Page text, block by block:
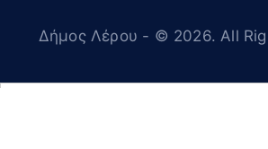
Δήμος Λέρου - © 2026. All